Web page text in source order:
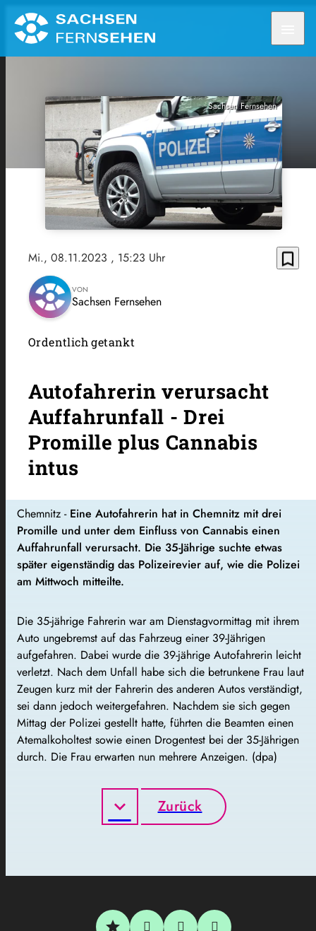
Sachsen Fernsehen
Mi., 08.11.2023 , 15:23 Uhr bookmark_border
VON
Sachsen Fernsehen
Ordentlich getankt
Autofahrerin verursacht
Auffahrunfall - Drei
Promille plus Cannabis
intus
Chemnitz - Eine Autofahrerin hat in Chemnitz mit drei
Promille und unter dem Einfluss von Cannabis einen
Auffahrunfall verursacht. Die 35-Jährige suchte etwas
später eigenständig das Polizeirevier auf, wie die Polizei
am Mittwoch mitteilte.
Die 35-jährige Fahrerin war am Dienstagvormittag mit ihrem
Auto ungebremst auf das Fahrzeug einer 39-Jährigen
aufgefahren. Dabei wurde die 39-jährige Autofahrerin leicht
verletzt. Nach dem Unfall habe sich die betrunkene Frau laut
Zeugen kurz mit der Fahrerin des anderen Autos verständigt,
sei dann jedoch weitergefahren. Nachdem sie sich gegen
Mittag der Polizei gestellt hatte, führten die Beamten einen
Atemalkoholtest sowie einen Drogentest bei der 35-Jährigen
durch. Die Frau erwarten nun mehrere Anzeigen. (dpa)
Zurück